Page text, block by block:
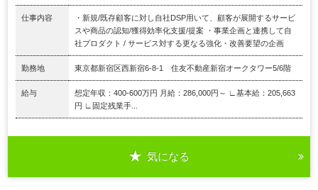
仕事内容
・新規/既存顧客に対し自社DSP用いて、顧客が展開するサービ
スや商品の認知/獲得効率化支援/提案 ・事業企画と連携して自
社プロダクト / サービス対する更なる強化・改善要望の企画
勤務地 東京都新宿区西新宿6-8-1 住友不動産新宿オークタワー5/6階
給与
想定年収：400-600万円 月給：286,000円～ ∟基本給：205,663
円 ∟固定残業手...
気になる